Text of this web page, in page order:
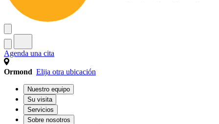
Agenda una cita
Ormond Elija otra ubicación
Nuestro equipo
Su visita
Servicios
Sobre nosotros